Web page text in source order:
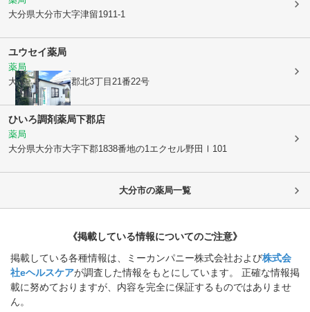
大分県大分市大字津留1911-1
ユウセイ薬局
薬局
大分県大分市下郡北3丁目21番22号
ひいろ調剤薬局下郡店
薬局
大分県大分市大字下郡1838番地の1エクセル野田Ⅰ101
大分市の薬局一覧
《掲載している情報についてのご注意》
掲載している各種情報は、ミーカンパニー株式会社および株式会
社eヘルスケアが調査した情報をもとにしています。 正確な情報掲
載に努めておりますが、内容を完全に保証するものではありませ
ん。